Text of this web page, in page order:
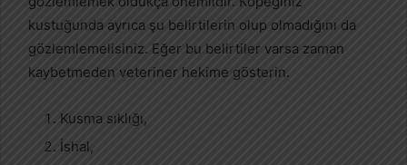
kustuğunda ayrıca şu belirtilerin olup olmadığını da
gözlemlemelisiniz. Eğer bu belirtiler varsa zaman
kaybetmeden veteriner hekime gösterin.
Kusma sıklığı,
İshal,